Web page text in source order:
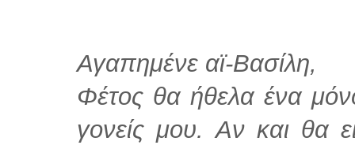
Αγαπημένε αϊ-Βασίλη,
Φέτος θα ήθελα ένα
γονείς μου. Aν και θα